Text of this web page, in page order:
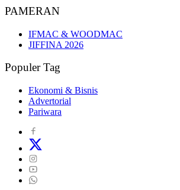
PAMERAN
IFMAC & WOODMAC
JIFFINA 2026
Populer Tag
Ekonomi & Bisnis
Advertorial
Pariwara